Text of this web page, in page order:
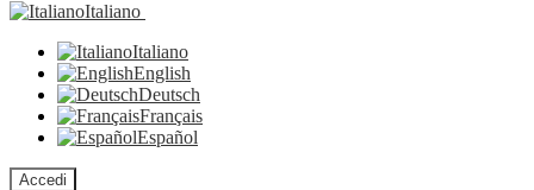
Italiano
Italiano
English
Deutsch
Français
Español
Accedi